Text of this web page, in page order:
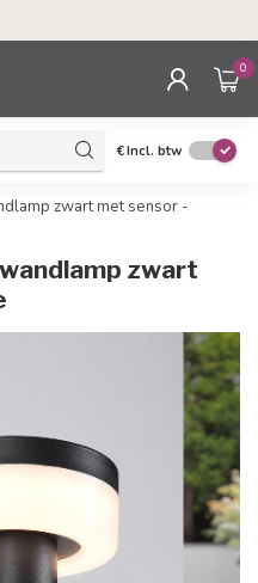
0
€Incl. btw
zwart met sensor -
zwart